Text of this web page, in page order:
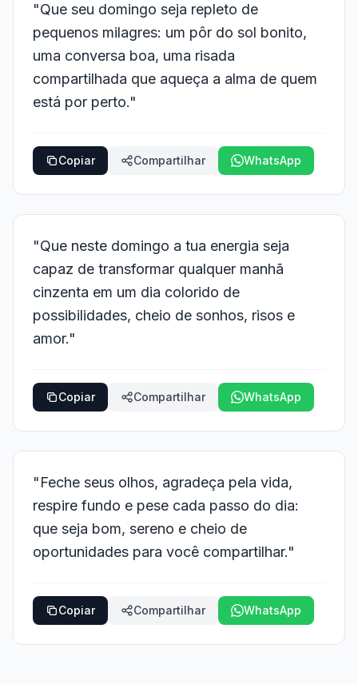
"Que seu domingo seja repleto de
pequenos milagres: um pôr do sol bonito,
uma conversa boa, uma risada
compartilhada que aqueça a alma de quem
está por perto."
Copiar Compartilhar WhatsApp
"Que neste domingo a tua energia seja
capaz de transformar qualquer manhã
cinzenta em um dia colorido de
possibilidades, cheio de sonhos, risos e
amor."
Copiar Compartilhar WhatsApp
"Feche seus olhos, agradeça pela vida,
respire fundo e pese cada passo do dia:
que seja bom, sereno e cheio de
oportunidades para você compartilhar."
Copiar Compartilhar WhatsApp